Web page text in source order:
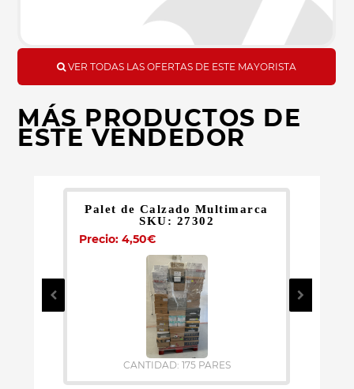
VER TODAS LAS OFERTAS DE ESTE MAYORISTA
MÁS PRODUCTOS DE
ESTE VENDEDOR
Palet de Calzado Multimarca
SKU: 27302
Precio: 4,50€
CANTIDAD: 175 PARES